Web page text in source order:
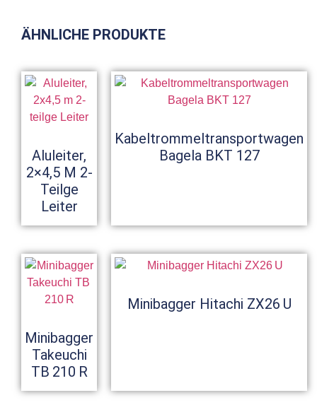
ÄHNLICHE PRODUKTE
Aluleiter,
2×4,5 M 2-
Teilge
Leiter
Kabeltrommeltransportwagen
Bagela BKT 127
Minibagger
Takeuchi
TB 210 R
Minibagger Hitachi ZX26 U